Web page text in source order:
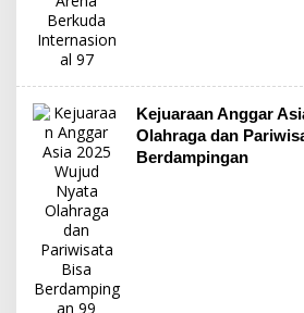
Kejuaraan Anggar
Olahraga dan
Berdampingan